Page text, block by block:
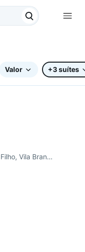
Valor +3 suítes
Av. Doutor Nelson Noronha Gustavo Filho, Vila Brandina